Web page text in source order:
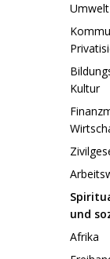
Kultur
und
Afrika